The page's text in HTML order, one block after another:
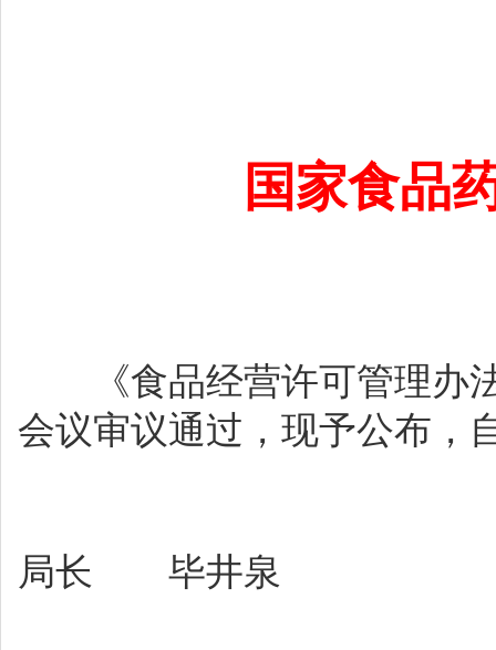
国家食品
《食品经营许可管理办法
会议审议通过，现予公布，
局长 毕井泉